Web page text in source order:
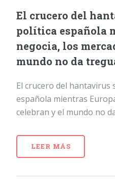
El crucero del
política española
negocia, los
mundo no da
El crucero del hantavirus
española mientras
celebran y el mundo no
LEER MÁS